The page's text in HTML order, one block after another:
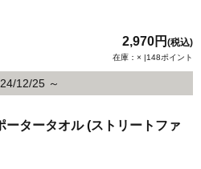
2,970円 (税込)
在庫：× |148ポイント
12/25 ～
ータータオル (ストリートファ